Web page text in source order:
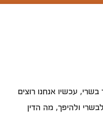
עכשיו אנחנו רוצים
ולהיפך, מה הדין